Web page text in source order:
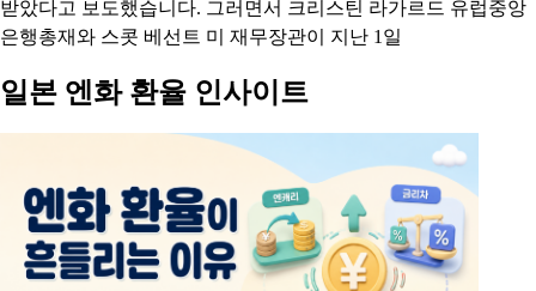
미국이 일본 엔화 방어를 위해 유로화를 팔면서 정작 유럽중앙은
행에 미리 협의도 없이 사후 통보만 한 것으로 드러났습니다. 영
국 파이낸셜타임스는 미국이 지난달 31일 유로화를 팔고 엔화를